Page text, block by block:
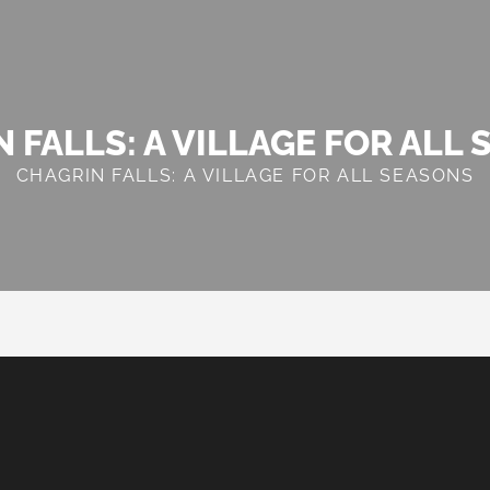
FALLS: A VILLAGE FOR ALL
CHAGRIN FALLS: A VILLAGE FOR ALL SEASONS